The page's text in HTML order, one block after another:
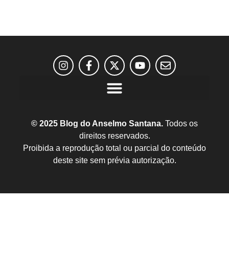
© 2025 Blog do Anselmo Santana. Todos os
direitos reservados.
Proibida a reprodução total ou parcial do conteúdo
deste site sem prévia autorização.